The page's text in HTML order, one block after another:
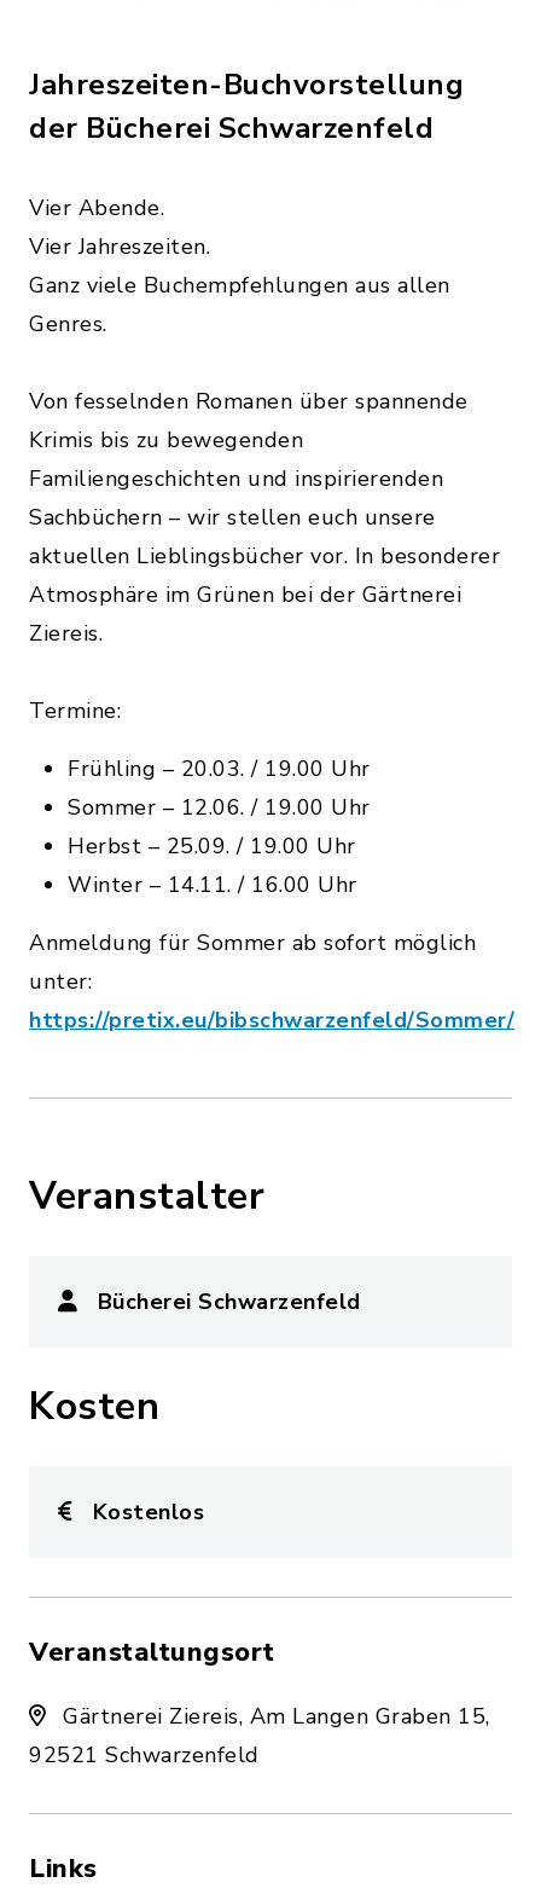
Jahreszeiten-Buchvorstellung
der Bücherei Schwarzenfeld
Vier Abende.
Vier Jahreszeiten.
Ganz viele Buchempfehlungen aus allen
Genres.
Von fesselnden Romanen über spannende
Krimis bis zu bewegenden
Familiengeschichten und inspirierenden
Sachbüchern – wir stellen euch unsere
aktuellen Lieblingsbücher vor. In besonderer
Atmosphäre im Grünen bei der Gärtnerei
Ziereis.
Termine:
Frühling – 20.03. / 19.00 Uhr
Sommer – 12.06. / 19.00 Uhr
Herbst – 25.09. / 19.00 Uhr
Winter – 14.11. / 16.00 Uhr
Anmeldung für Sommer ab sofort möglich
unter:
https://pretix.eu/bibschwarzenfeld/Sommer/
Veranstalter
Bücherei Schwarzenfeld
Kosten
Kostenlos
Veranstaltungsort
Gärtnerei Ziereis, Am Langen Graben 15,
92521 Schwarzenfeld
Links